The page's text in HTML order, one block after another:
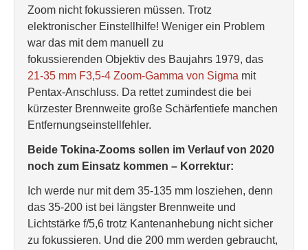
Zoom nicht fokussieren müssen. Trotz
elektronischer Einstellhilfe! Weniger ein Problem
war das mit dem manuell zu
fokussierenden Objektiv des Baujahrs 1979, das
21-35 mm F3,5-4 Zoom-Gamma von Sigma mit
Pentax-Anschluss. Da rettet zumindest die bei
kürzester Brennweite große Schärfentiefe manchen
Entfernungseinstellfehler.
Beide Tokina-Zooms sollen im Verlauf von 2020
noch zum Einsatz kommen – Korrektur:
Ich werde nur mit dem 35-135 mm losziehen, denn
das 35-200 ist bei längster Brennweite und
Lichtstärke f/5,6 trotz Kantenanhebung nicht sicher
zu fokussieren. Und die 200 mm werden gebraucht,